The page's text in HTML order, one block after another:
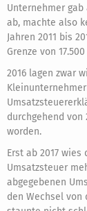
Unternehmer
ab, machte also
Jahren 2011 bis
Grenze von 17.500
2016 lagen zwar
durchgehend von
worden.
Erst ab 2017
Umsatzsteuer
abgegebenen
den Wechsel von